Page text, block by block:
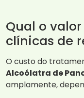
Qual o
clínicas de
O custo do
Alcoólatra de
amplamente,